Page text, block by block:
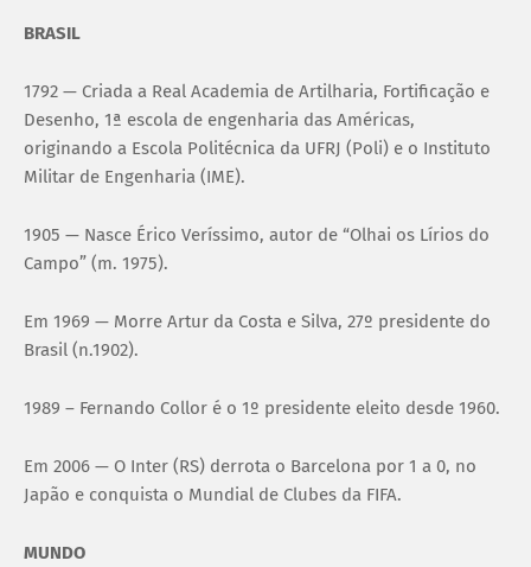
BRASIL
1792 — Criada a Real Academia de Artilharia, Fortificação e
Desenho, 1ª escola de engenharia das Américas,
originando a Escola Politécnica da UFRJ (Poli) e o Instituto
Militar de Engenharia (IME).
1905 — Nasce Érico Veríssimo, autor de “Olhai os Lírios do
Campo” (m. 1975).
Em 1969 — Morre Artur da Costa e Silva, 27º presidente do
Brasil (n.1902).
1989 – Fernando Collor é o 1º presidente eleito desde 1960.
Em 2006 — O Inter (RS) derrota o Barcelona por 1 a 0, no
Japão e conquista o Mundial de Clubes da FIFA.
MUNDO